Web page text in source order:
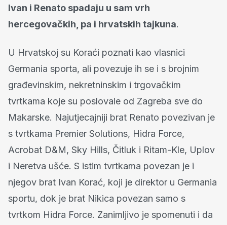
Ivan i Renato spadaju u sam vrh
hercegovačkih, pa i hrvatskih tajkuna.
U Hrvatskoj su Koraći poznati kao vlasnici
Germania sporta, ali povezuje ih se i s brojnim
građevinskim, nekretninskim i trgovačkim
tvrtkama koje su poslovale od Zagreba sve do
Makarske. Najutjecajniji brat Renato povezivan je
s tvrtkama Premier Solutions, Hidra Force,
Acrobat D&M, Sky Hills, Čitluk i Ritam-Kle, Uplov
i Neretva ušće. S istim tvrtkama povezan je i
njegov brat Ivan Korać, koji je direktor u Germania
sportu, dok je brat Nikica povezan samo s
tvrtkom Hidra Force. Zanimljivo je spomenuti i da